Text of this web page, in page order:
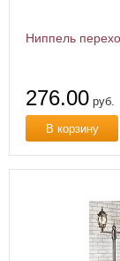
Ниппель
276.00 руб.
В корзину